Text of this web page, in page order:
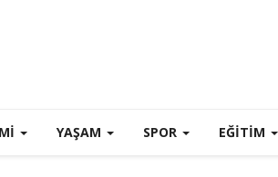
YAŞAM SPOR EĞİTİM